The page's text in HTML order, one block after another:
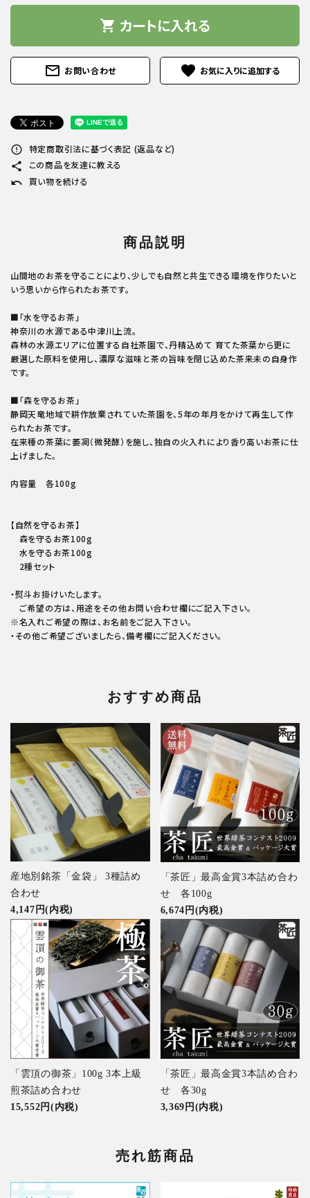
shopping_cart カートに入れる
mail_outline お問い合わせ favorite
error_outline 特定商取引法に基づく表記 (返品など)
share この商品を友達に教える
undo 買い物を続ける
商品説明
山間地のお茶を守ることにより、少しでも自然と共生できる環境を作りたいと
いう思いから作られたお茶です。
■「水を守るお茶」
神奈川の水源である中津川上流。
森林の水源エリアに位置する自社茶園で、丹精込めて 育てた茶葉から更に
厳選した原料を使用し、濃厚な滋味と茶の旨味を閉じ込めた茶来未の自身作
です。
■「森を守るお茶」
静岡天竜地域で耕作放棄されていた茶園を、5年の年月をかけて再生して作
られたお茶です。
在来種の茶葉に萎凋（微発酵）を施し、独自の火入れにより香り高いお茶に仕
上げました。
内容量 各100g
【自然を守るお茶】
森を守るお茶100g
水を守るお茶100g
2種セット
・熨斗お掛けいたします。
ご希望の方は、用途をその他お問い合わせ欄にご記入下さい。
※名入れご希望の際は、お名前をご記入下さい。
・その他ご希望ございましたら、備考欄にご記入ください。
おすすめ商品
産地別銘茶「金袋」 3種詰め
合わせ
4,147円(内税)
「茶匠」最高金賞3本詰め合わ
せ 各100g
6,674円(内税)
「雲頂の御茶」100g 3本上級
煎茶詰め合わせ
15,552円(内税)
「茶匠」最高金賞3本詰め合わ
せ 各30g
3,369円(内税)
売れ筋商品